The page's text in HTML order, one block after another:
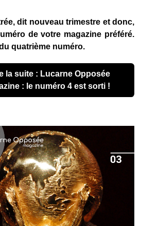
dit nouveau trimestre et donc,
de votre magazine préféré.
quatrième numéro.
la suite : Lucarne Opposée
: le numéro 4 est sorti !